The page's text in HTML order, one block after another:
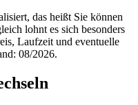
das heißt Sie können
lohnt es sich besonders
Laufzeit und eventuelle
08/2026.